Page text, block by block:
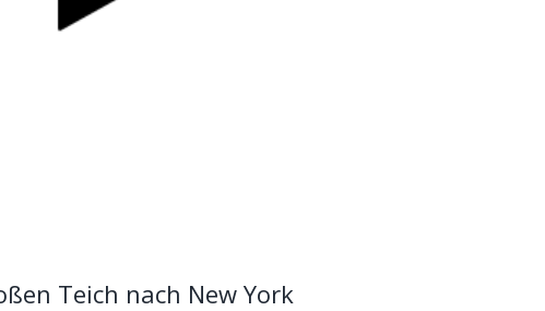
Teich nach New York